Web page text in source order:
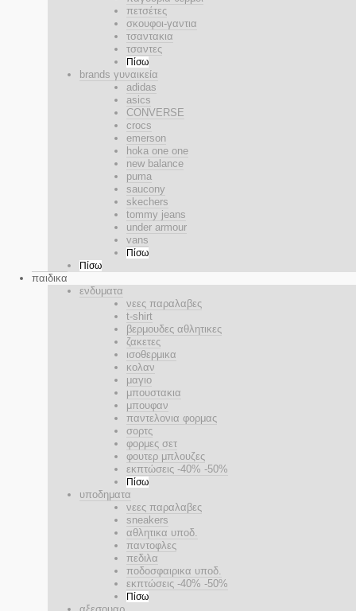
πετσέτες
σκουφοι-γαντια
τσαντακια
τσαντες
Πίσω
brands γυναικεία
adidas
asics
CONVERSE
crocs
emerson
hoka one one
new balance
puma
saucony
skechers
tommy jeans
under armour
vans
Πίσω
Πίσω
παιδικα
ενδυματα
νεες παραλαβες
t-shirt
βερμουδες αθλητικες
ζακετες
ισοθερμικα
κολαν
μαγιο
μπουστακια
μπουφαν
παντελονια φορμας
σορτς
φορμες σετ
φουτερ μπλουζες
εκπτώσεις -40% -50%
Πίσω
υποδηματα
νεες παραλαβες
sneakers
αθλητικα υποδ.
παντοφλες
πεδιλα
ποδοσφαιρικα υποδ.
εκπτώσεις -40% -50%
Πίσω